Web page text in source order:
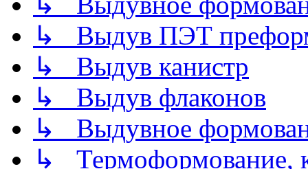
↳ Выдув ПЭТ
↳ Выдув канистр
↳ Выдув флаконов
↳ Выдувное
↳ Термоформование,